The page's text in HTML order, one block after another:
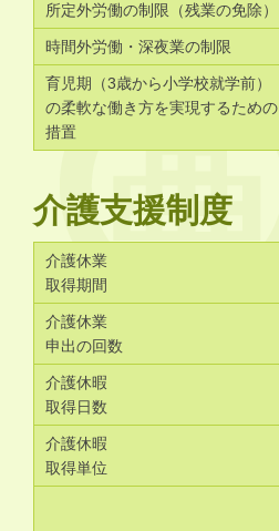
所定外労働の制限（残業の免除）
時間外労働・深夜業の制限
育児期（3歳から小学校就学前）
の柔軟な働き方を実現するための
措置
介護支援制度
介護休業
取得期間
介護休業
申出の回数
介護休暇
取得日数
介護休暇
取得単位